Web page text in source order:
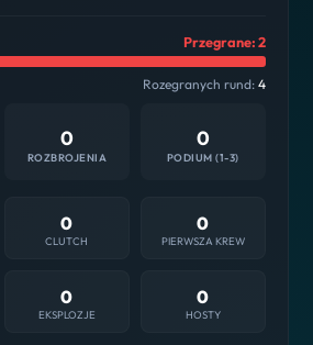
Przegrane: 2
Rozegranych rund: 4
0
ROZBROJENIA
0
PODIUM (1-3)
0
CLUTCH
0
PIERWSZA KREW
0
EKSPLOZJE
0
HOSTY